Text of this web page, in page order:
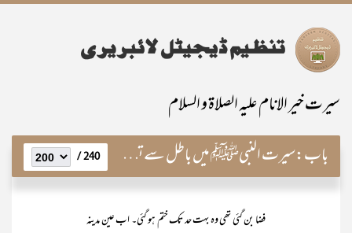
سیرت خیر الانام علیہ الصلاۃ و السلام
باب:سیرت النبیﷺ میں باطل سے تصادم کے تکمیلی مراحل 240 /
فضا بن گئی تھی وہ بہت حد تک ختم ہو گئی۔ اب عین مدینہ